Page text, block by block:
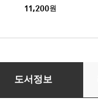
11,200원
주식 용어 설명서
도서정보